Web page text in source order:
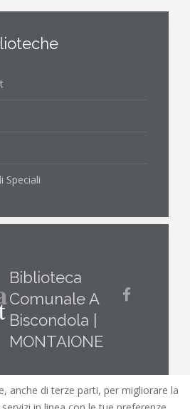
Speciali
Biblioteca
Comunale A
Biscondola |
MONTAIONE
anche di terze parti, per migliorare la